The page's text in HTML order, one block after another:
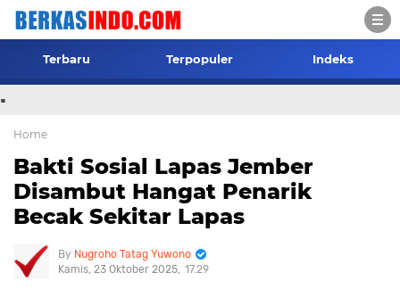
Terbaru Terpopuler Indeks
.
Home
Bakti Sosial Lapas Jember
Disambut Hangat Penarik
Becak Sekitar Lapas
Nugroho Tatag Yuwono
Kamis, 23 Oktober 2025 17.29